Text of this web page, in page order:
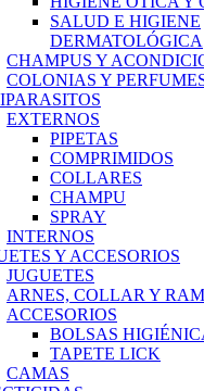
SALUD E HIGIENE
DERMATOLÓGICA
CHAMPUS Y
COLONIAS Y
EXTERNOS
PIPETAS
COMPRIMIDOS
COLLARES
CHAMPU
SPRAY
INTERNOS
Y ACCESORIOS
JUGUETES
ARNES, COLLAR Y
ACCESORIOS
BOLSAS
TAPETE LICK
CAMAS